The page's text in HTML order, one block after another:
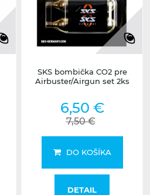
SKS bombička CO2 pre
Airbuster/Airgun set 2ks
6,50 €
7,50 €
DO KOŠÍKA
DETAIL